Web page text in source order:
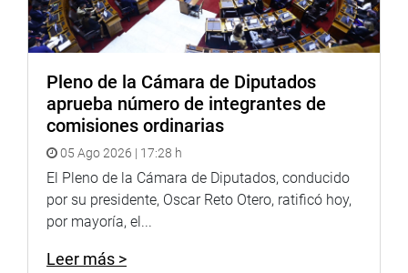
país.
OFICINA DE COMUNICACIONES E IMAGEN
Pleno de la Cámara de Diputados
aprueba número de integrantes de
comisiones ordinarias
05 Ago 2026 | 17:28 h
El Pleno de la Cámara de Diputados, conducido
por su presidente, Oscar Reto Otero, ratificó hoy,
por mayoría, el...
Leer más >